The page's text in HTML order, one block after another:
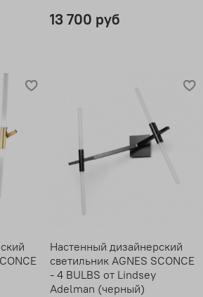
13 700 руб
Настенный дизайнерский
светильник AGNES SCONCE
- 4 BULBS от Lindsey
Adelman (черный)